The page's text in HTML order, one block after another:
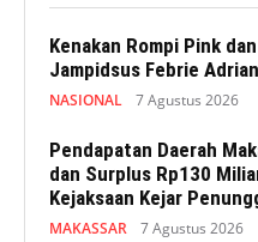
Kenakan Rompi Pink
Jampidsus Febrie
NASIONAL 7 Agustus 2026
Pendapatan Daerah
dan Surplus Rp130
Kejaksaan Kejar
MAKASSAR 7 Agustus 2026